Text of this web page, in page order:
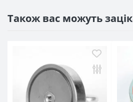
Також вас можуть